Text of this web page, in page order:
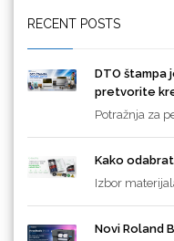
RECENT POSTS
DTO štampa
pretvorite
Potražnja za
Kako
Izbor
Novi Roland